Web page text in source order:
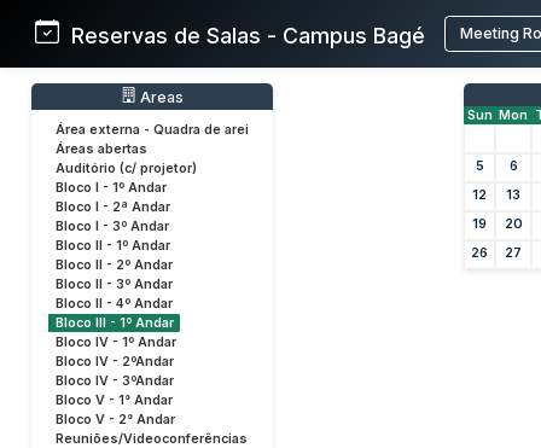
Reservas de Salas - Campus Bagé Meeting
Areas
Área externa - Quadra de arei
Áreas abertas
Auditório (c/ projetor)
Bloco I - 1º Andar
Bloco I - 2ª Andar
Bloco I - 3º Andar
Bloco II - 1º Andar
Bloco II - 2º Andar
Bloco II - 3º Andar
Bloco II - 4º Andar
Bloco III - 1º Andar
Bloco IV - 1º Andar
Bloco IV - 2ºAndar
Bloco IV - 3ºAndar
Bloco V - 1° Andar
Bloco V - 2° Andar
Reuniões/Videoconferências
Sun Mon
5
6
12
13
19
20
26
27